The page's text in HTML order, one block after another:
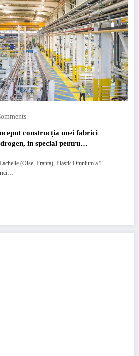
construcția unei fabrici
în special pentru
(Oise, Franta), Plastic Omnium a î